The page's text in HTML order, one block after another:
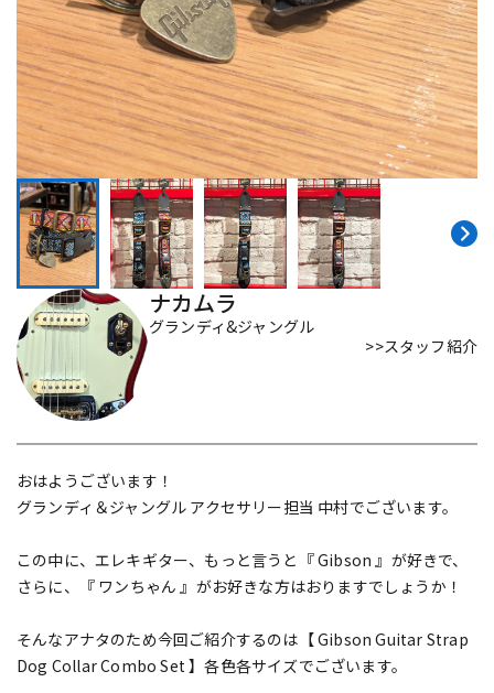
アンプ エフェクター
DJ機器 DTM
DTM オンライン納品 レコーディング機器
配信/ライブ機器 楽器アクセサリ
中古 ヴィンテージ
ナカムラ
グランディ&ジャングル
>>スタッフ紹介
おはようございます！
グランディ＆ジャングル アクセサリー担当 中村でございます。
この中に、エレキギター、もっと言うと『 Gibson 』が好きで、
さらに、『 ワンちゃん 』がお好きな方はおりますでしょうか！
そんなアナタのため今回ご紹介するのは【 Gibson Guitar Strap
Dog Collar Combo Set 】各色各サイズでございます。